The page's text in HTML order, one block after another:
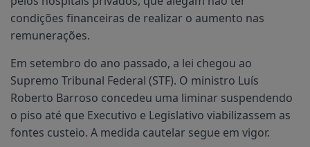
condições financeiras de realizar o aumento nas
remunerações.
Em setembro do ano passado, a lei chegou ao
Supremo Tribunal Federal (STF). O ministro Luís
Roberto Barroso concedeu uma liminar suspendendo
o piso até que Executivo e Legislativo viabilizassem as
fontes custeio. A medida cautelar segue em vigor.